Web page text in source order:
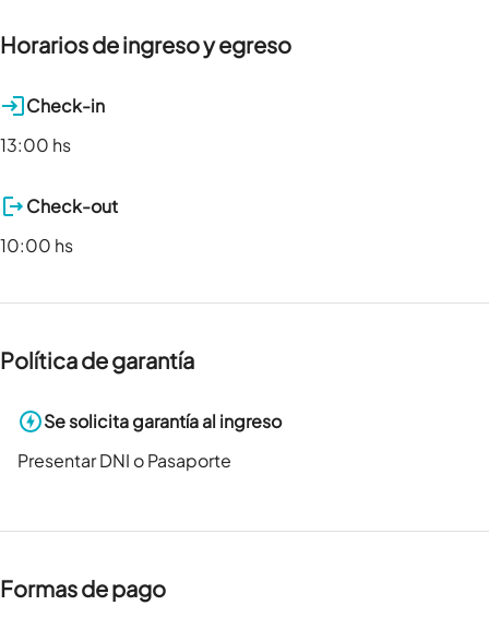
Horarios de ingreso y egreso
Check-in
13:00 hs
Check-out
10:00 hs
Política de garantía
Se solicita garantía al ingreso
Presentar DNI o Pasaporte
Formas de pago